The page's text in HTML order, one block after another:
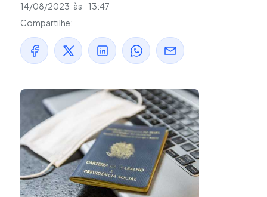
14/08/2023 às
13:47
Compartilhe: